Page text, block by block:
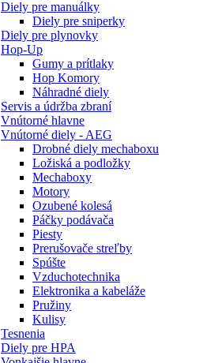
Diely pre manuálky
Diely pre sniperky
Diely pre plynovky
Hop-Up
Gumy a prítlaky
Hop Komory
Náhradné diely
Servis a údržba zbraní
Vnútorné hlavne
Vnútorné diely - AEG
Drobné diely mechaboxu
Ložiská a podložky
Mechaboxy
Motory
Ozubené kolesá
Páčky podávača
Piesty
Prerušovače streľby
Spúšte
Vzduchotechnika
Elektronika a kabeláže
Pružiny
Kulisy
Tesnenia
Diely pre HPA